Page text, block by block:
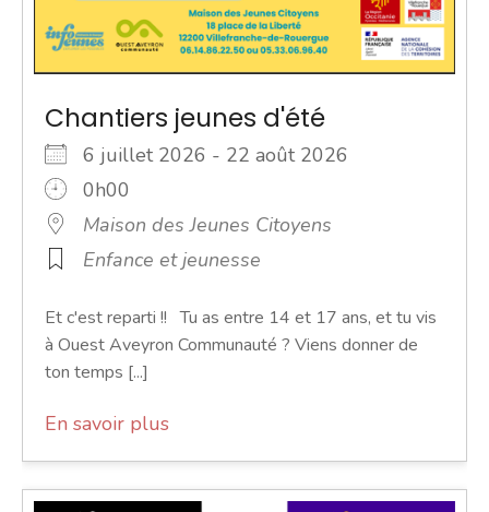
Chantiers jeunes d'été
6 juillet 2026 - 22 août 2026
0h00
Maison des Jeunes Citoyens
Enfance et jeunesse
Et c'est reparti !! Tu as entre 14 et 17 ans, et tu vis
à Ouest Aveyron Communauté ? Viens donner de
ton temps [...]
En savoir plus